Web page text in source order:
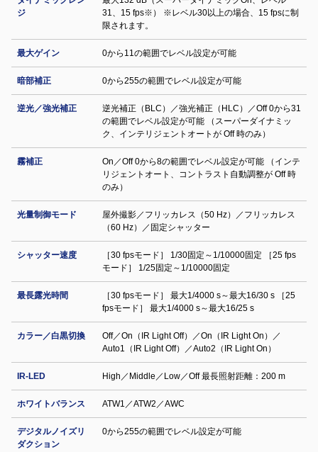
ジ
31、15 fps※） ※レベル30以上の場合、15 fpsに制
限されます。
最大ゲイン 0から11の範囲でレベル設定が可能
暗部補正 0から255の範囲でレベル設定が可能
逆光／強光補正
逆光補正（BLC）／強光補正（HLC）／Off 0から31
の範囲でレベル設定が可能 （スーパーダイナミッ
ク、インテリジェントオートが Off 時のみ）
霧補正
On／Off 0から8の範囲でレベル設定が可能 （インテ
リジェントオート、コントラスト自動調整が Off 時
のみ）
光量制御モード
屋外撮影／フリッカレス（50 Hz）／フリッカレス
（60 Hz）／固定シャッター
シャッター速度
［30 fpsモード］ 1/30固定～1/10000固定 ［25 fps
モード］ 1/25固定～1/10000固定
最長露光時間
［30 fpsモード］ 最大1/4000 s～最大16/30 s ［25
fpsモード］ 最大1/4000 s～最大16/25 s
カラー／白黒切換
Off／On（IR Light Off）／On（IR Light On）／
Auto1（IR Light Off）／Auto2（IR Light On）
IR-LED High／Middle／Low／Off 最長照射距離：200 m
ホワイトバランス ATW1／ATW2／AWC
デジタルノイズリ
ダクション
0から255の範囲でレベル設定が可能